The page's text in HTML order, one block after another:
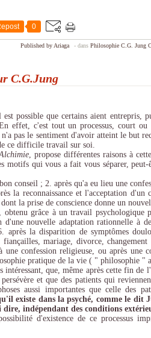
0
Published by Ariaga - dans Philosophie C.G. Jung
C.G.Jung
possible que certains aient entrepris,
effet, c'est tout un processus, court
n'a pas le sentiment d'avoir atteint le but
ce difficile travail sur soi.
, propose différentes raisons à
motifs qui vous a fait vous séparer,
conseil ; 2. après qu'a eu lieu une
la reconnaissance et l'acceptation d'un
la prise de conscience donne un
obtenu grâce à un travail psychologique
nouvelle adaptation rationnelle à
après la disparition de symptômes
mariage, divorce,
une confession religieuse, ou après une
pratique de la vie ( " philosophie "
intéressant, que, même après cette fin de
et que des patients qui
aussi importantes que celle des
existe dans la psyché, comme le dit
indépendant des conditions
d'existence de ce processus